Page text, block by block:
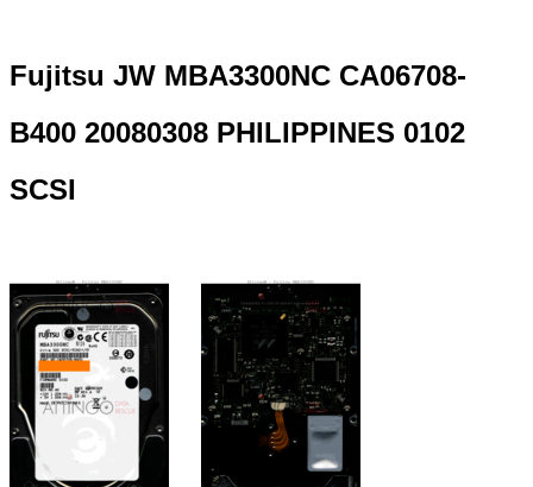
Fujitsu JW MBA3300NC CA06708-
B400 20080308 PHILIPPINES 0102
SCSI